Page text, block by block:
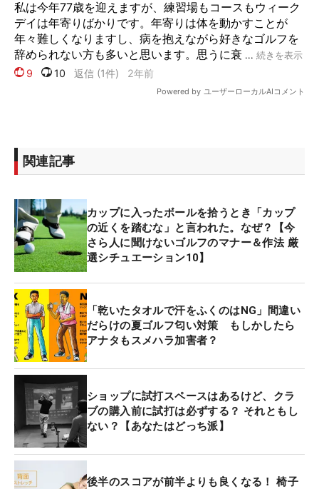
関連記事
カップに入ったボールを拾うとき「カップ
の近くを踏むな」と言われた。なぜ？【今
さら人に聞けないゴルフのマナー＆作法 厳
選シチュエーション10】
「乾いたタオルで汗をふくのはNG」間違い
だらけの夏ゴルフ匂い対策 もしかしたら
アナタもスメハラ加害者？
ショップに試打スペースはあるけど、クラ
ブの購入前に試打は必ずする？ それともし
ない？【あなたはどっち派】
後半のスコアが前半よりも良くなる！ 椅子